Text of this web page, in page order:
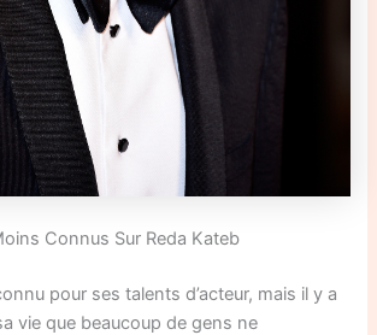
Connus Sur Reda Kateb
pour ses talents d’acteur, mais il y a
vie que beaucoup de gens ne